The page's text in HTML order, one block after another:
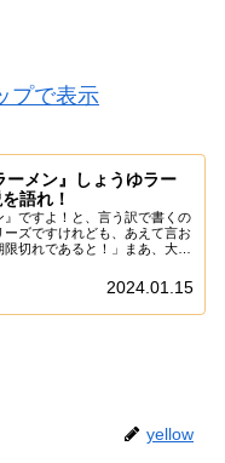
プで表示
ーメン』しょうゆラー
語れ！
ですよ！と、言う訳で書くの
ーズですけれども、あえて言お
切れであると！」まあ、大抵
が、この『ニーハオラーメ
2024.01.15
yellow